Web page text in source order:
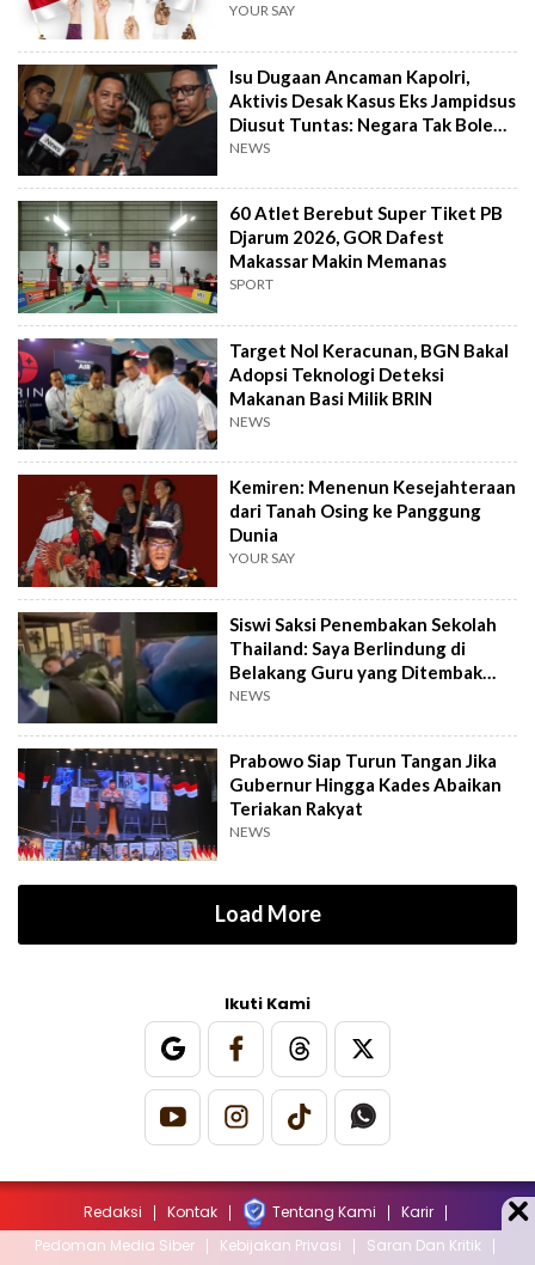
YOUR SAY
Isu Dugaan Ancaman Kapolri,
Aktivis Desak Kasus Eks Jampidsus
Diusut Tuntas: Negara Tak Boleh
Kalah
NEWS
60 Atlet Berebut Super Tiket PB
Djarum 2026, GOR Dafest
Makassar Makin Memanas
SPORT
Target Nol Keracunan, BGN Bakal
Adopsi Teknologi Deteksi
Makanan Basi Milik BRIN
NEWS
Kemiren: Menenun Kesejahteraan
dari Tanah Osing ke Panggung
Dunia
YOUR SAY
Siswi Saksi Penembakan Sekolah
Thailand: Saya Berlindung di
Belakang Guru yang Ditembak
Mati
NEWS
Prabowo Siap Turun Tangan Jika
Gubernur Hingga Kades Abaikan
Teriakan Rakyat
NEWS
Load More
Ikuti Kami
Redaksi Kontak Tentang Kami
Karir
Pedoman Media Siber
Kebijakan Privasi Saran Dan Kritik